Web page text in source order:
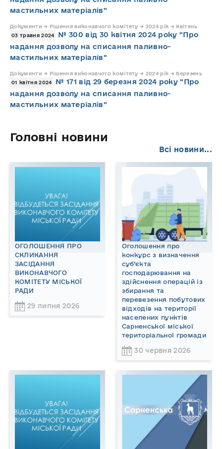
мастильних матеріалів"
Документи → Рішення виконавчого комітету → 2024 рік → Квітень
03 травня 2024
№ 300 від 30 квітня 2024 року "Про
надання дозволу на списання паливно-
мастильних матеріалів"
Документи → Рішення виконавчого комітету → 2024 рік → Березень
01 квітня 2024
№ 171 від 29 березня 2024 року "Про
надання дозволу на списання паливно-
мастильних матеріалів"
Головні новини
Всі новини...
ОГОЛОШЕННЯ ПРО
СКЛИКАННЯ
ЗАСІДАННЯ
ВИКОНАВЧОГО
КОМІТЕТУ МІСЬКОЇ
РАДИ
29 липня 2026
Оголошення про
конкурс з визначення
суб’єкта
господарювання на
здійснення операцій із
збирання та
перевезення побутових
відходів на території
населених пунктів
Сарненської міської
територіальної громади
30 червня 2026